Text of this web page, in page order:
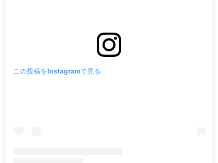
この投稿をInstagramで見る